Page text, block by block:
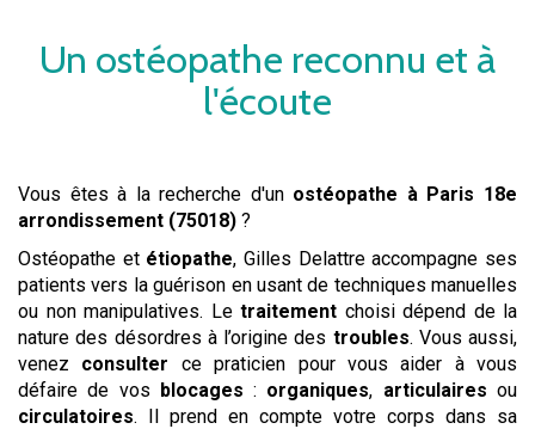
Un ostéopathe reconnu et à
l'écoute
Vous êtes à la recherche d'un ostéopathe à Paris 18e
arrondissement (75018) ?
Ostéopathe et étiopathe, Gilles Delattre accompagne ses
patients vers la guérison en usant de techniques manuelles
ou non manipulatives. Le traitement choisi dépend de la
nature des désordres à l’origine des troubles. Vous aussi,
venez consulter ce praticien pour vous aider à vous
défaire de vos blocages : organiques, articulaires ou
circulatoires. Il prend en compte votre corps dans sa